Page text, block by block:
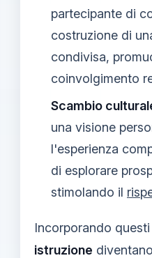
partecipante di
costruzione di
condivisa,
coinvolgimento
Scambio
una visione
l'esperienza
di esplorare
stimolando il
Incorporando
istruzione